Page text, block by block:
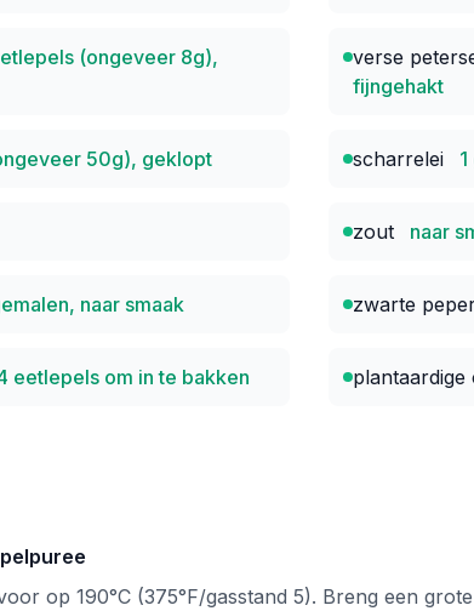
(ongeveer 8g),
50g), geklopt
naar smaak
eetlepels om in te bakken
verse
fijngehakt
scharrelei
zout naar
zwarte
plantaardige
op 190°C (375°F/gasstand 5). Breng een